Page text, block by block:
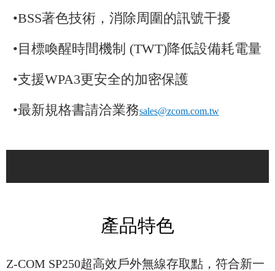
•BSS著色技術，消除周圍的訊號干擾
•目標喚醒時間機制 (TWT)降低設備耗電量
•支援WPA3更安全的加密保護
•最新規格書請洽業務sales@zcom.com.tw
產品特色
Z-COM SP250超高效戶外無線存取點，符合新一